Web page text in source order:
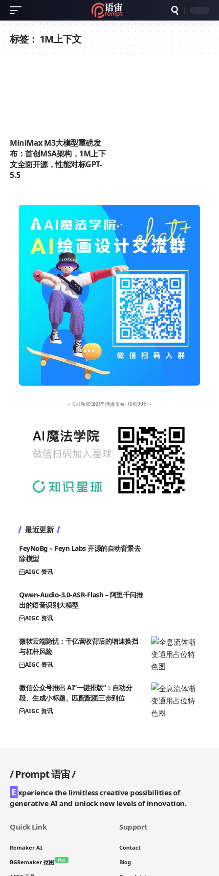
标签： 1M上下文
MiniMax M3大模型重磅发
布：首创MSA架构，1M上下
文全面开源，性能对标GPT-
5.5
- 入群领取知识星球折扣卷, 仅剩99份 -
最近更新
FeyNoBg – Feyn Labs 开源的自动背景去
除模型
AIGC 资讯
Qwen-Audio-3.0-ASR-Flash – 阿里千问推
出的语音识别大模型
AIGC 资讯
微软云端隐忧：千亿营收背后的增速换挡
与杠杆风险
AIGC 资讯
微信公众号推出 AI”一键排版”：自动分
段、生成小标题、匹配配图三步到位
AIGC 资讯
/Prompt 语宙/
E xperience the limitless creative possibilities of
generative AI and unlock new levels of innovation.
Quick Link
Remaker AI
BGRemaker 抠图 Hot
Support
Contact
Blog